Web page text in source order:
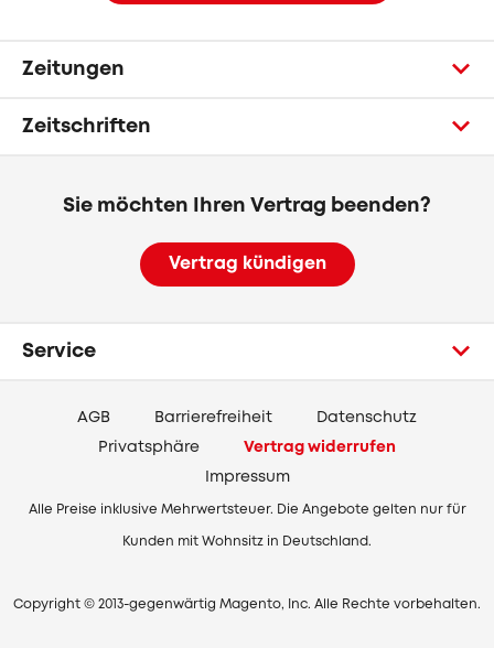
Zeitungen
Zeitschriften
Sie möchten Ihren Vertrag beenden?
Vertrag kündigen
Service
AGB Barrierefreiheit Datenschutz
Privatsphäre Vertrag widerrufen
Impressum
Alle Preise inklusive Mehrwertsteuer. Die Angebote gelten nur für
Kunden mit Wohnsitz in Deutschland.
Copyright © 2013-gegenwärtig Magento, Inc. Alle Rechte vorbehalten.